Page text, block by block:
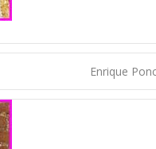
Enrique